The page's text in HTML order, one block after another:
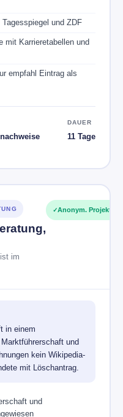
und ZDF
mit Karrieretabellen und
empfahl Eintrag als
DAUER
11 Tage
im
Anonym. Projekt
in einem
und
kein Wikipedia-
mit Löschantrag.
und